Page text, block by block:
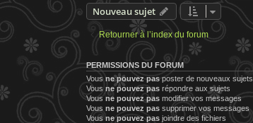
Nouveau sujet
Retourner à l’index du forum
PERMISSIONS DU FORUM
Vousne pouvez pasposter de nouveaux sujets
Vous ne pouvez pas répondre aux sujets
Vousne pouvez pas modifier vos messages
Vous ne pouvez pas supprimer vos messages
Vousne pouvez pas joindre des fichiers